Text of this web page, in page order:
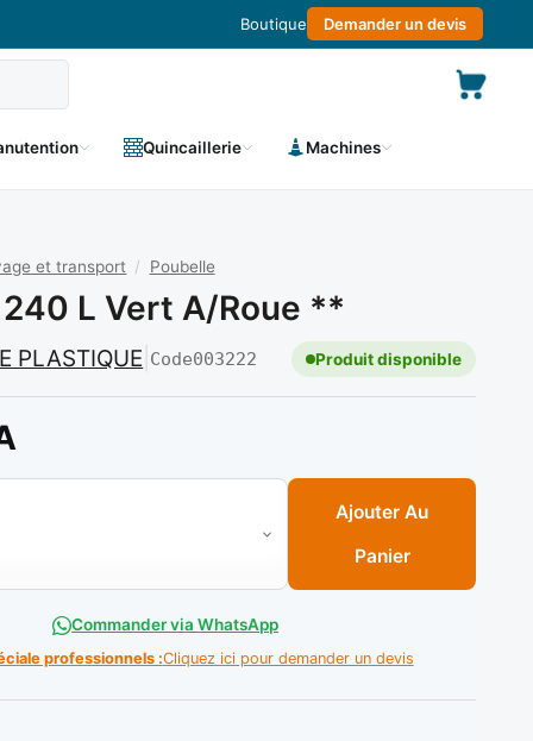
Boutique Demander un devis
Quincaillerie Machines
et transport / Poubelle
L Vert A/roue **
PLASTIQUE Code003222 Produit disponible
Ajouter Au
Panier
Commander via WhatsApp
professionnels :Cliquez ici pour demander un devis